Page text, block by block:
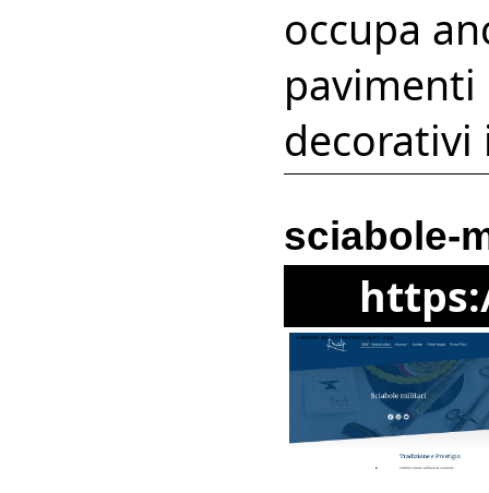
occupa
decorativi
sciabole-